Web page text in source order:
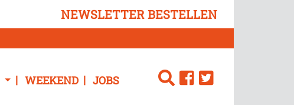
NEWSLETTER BESTELLEN
WEEKEND JOBS